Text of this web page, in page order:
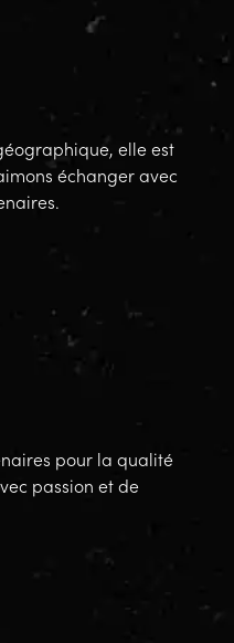
elle est
échanger avec
pour la qualité
passion et de